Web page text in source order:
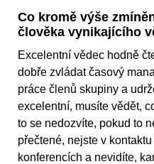
Co kromě výše
člověka vynikajícího
Excelentní vědec hodně
dobře zvládat časový
práce členů skupiny a
excelentní, musíte vědět,
to se nedozvíte, pokud to
přečtené, nejste v
konferencích a nevidíte,